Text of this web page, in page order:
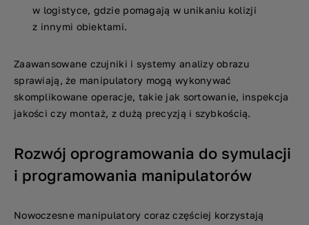
w logistyce, gdzie pomagają w unikaniu kolizji
z innymi obiektami.
Zaawansowane czujniki i systemy analizy obrazu
sprawiają, że manipulatory mogą wykonywać
skomplikowane operacje, takie jak sortowanie, inspekcja
jakości czy montaż, z dużą precyzją i szybkością.
Rozwój oprogramowania do symulacji
i programowania manipulatorów
Nowoczesne manipulatory coraz częściej korzystają